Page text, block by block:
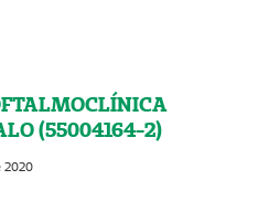
(55004164-2)
2020